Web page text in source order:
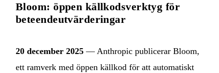
Bloom: öppen källkodsverktyg för
beteendeutvärderingar
20 december 2025 — Anthropic publicerar Bloom,
ett ramverk med öppen källkod för att automatiskt